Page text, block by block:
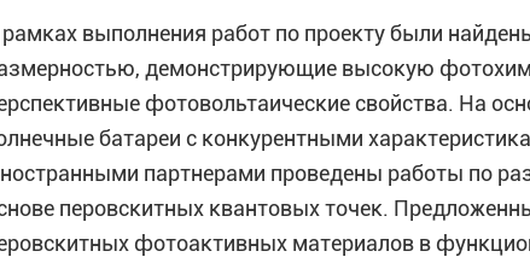
выполнения работ по проекту были
демонстрирующие высокую
фотовольтаические свойства. На
батареи с конкурентными
партнерами проведены работы по
перовскитных квантовых точек.
фотоактивных материалов в